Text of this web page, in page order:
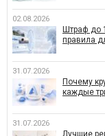
02.08.2026
Штраф до
правила
31.07.2026
Почему
каждые
31.07.2026
Лучшие